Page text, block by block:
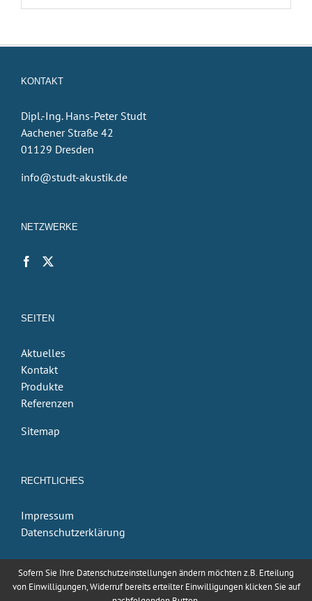
KONTAKT
Dipl.-Ing. Hans-Peter Studt
Aachener Straße 42
01129 Dresden
info@studt-akustik.de
NETZWERKE
SEITEN
Aktuelles
Kontakt
Produkte
Referenzen
Sitemap
RECHTLICHES
Impressum
Datenschutzerklärung
Sofern Sie Ihre Datenschutzeinstellungen ändern möchten z.B. Erteilung
von Einwilligungen, Widerruf bereits erteilter Einwilligungen klicken Sie auf